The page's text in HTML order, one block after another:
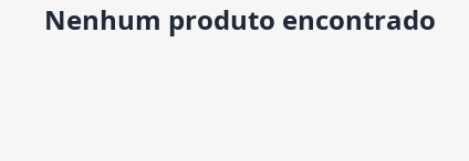
Nenhum produto encontrado